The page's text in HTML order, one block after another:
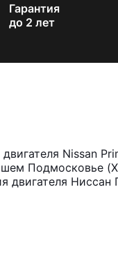
Гарантия
до 2 лет
Nissan
Подмосковье
двигателя